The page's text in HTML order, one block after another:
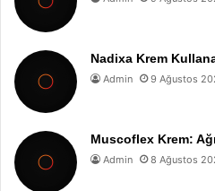
Nadixa Krem
Admin 9 Ağustos
Muscoflex Krem:
Admin 8 Ağustos